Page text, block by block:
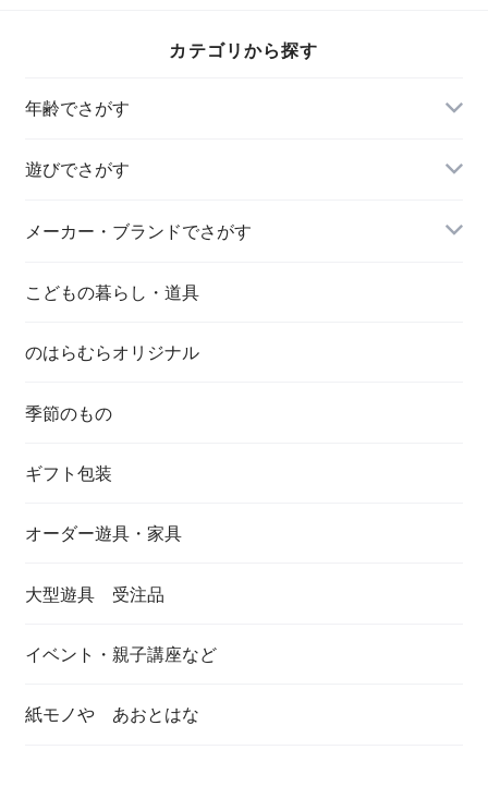
カテゴリから探す
年齢でさがす
遊びでさがす
メーカー・ブランドでさがす
こどもの暮らし・道具
のはらむらオリジナル
季節のもの
ギフト包装
オーダー遊具・家具
大型遊具 受注品
イベント・親子講座など
紙モノや あおとはな